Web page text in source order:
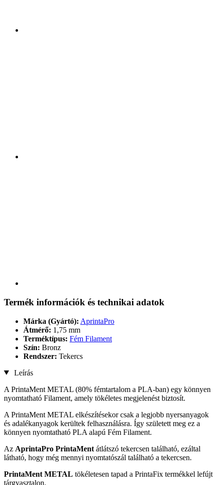
Termék információk és technikai adatok
Márka (Gyártó): AprintaPro
Átmérő: 1,75 mm
Terméktípus: Fém Filament
Szín: Bronz
Rendszer: Tekercs
Leírás
A PrintaMent METAL (80% fémtartalom a PLA-ban) egy könnyen
nyomtatható Filament, amely tökéletes megjelenést biztosít.
A PrintaMent METAL elkészítésekor csak a legjobb nyersanyagok
és adalékanyagok kerültek felhasználásra. Így született meg ez a
könnyen nyomtatható PLA alapú Fém Filament.
Az AprintaPro PrintaMent átlátszó tekercsen található, ezáltal
látható, hogy még mennyi nyomtatószál található a tekercsen.
PrintaMent METAL tökéletesen tapad a PrintaFix termékkel lefújt
tárgyasztalon.